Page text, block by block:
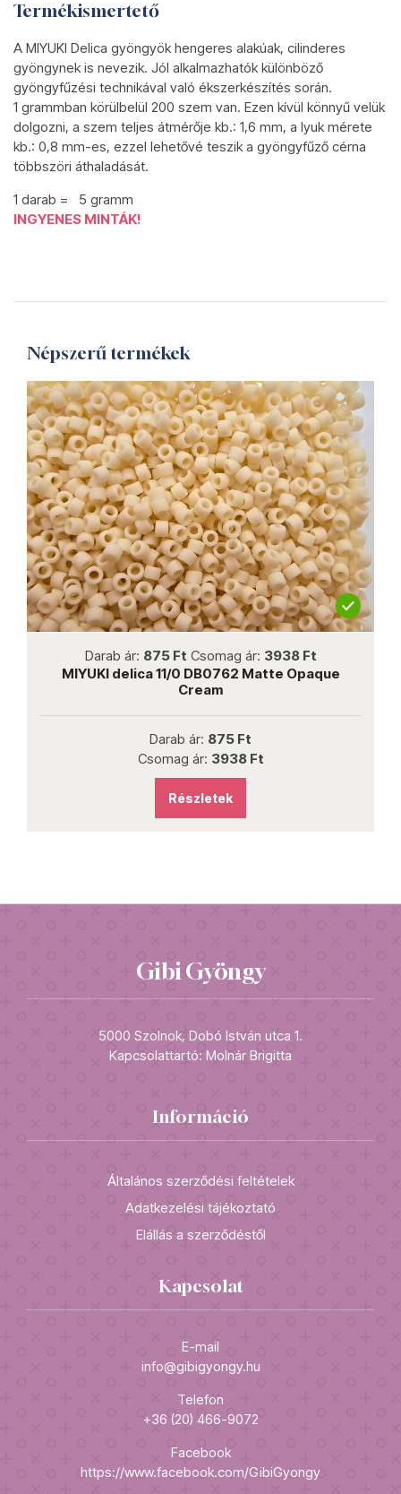
Termékismertető
A MIYUKI Delica gyöngyök hengeres alakúak, cilinderes
gyöngynek is nevezik. Jól alkalmazhatók különböző
gyöngyfűzési technikával való ékszerkészítés során.
1 grammban körülbelül 200 szem van. Ezen kívül könnyű velük
dolgozni, a szem teljes átmérője kb.: 1,6 mm, a lyuk mérete
kb.: 0,8 mm-es, ezzel lehetővé teszik a gyöngyfűző cérna
többszöri áthaladását.
1 darab = 5 gramm
INGYENES MINTÁK!
Népszerű termékek
Opaque
Darab ár:2244 Ft Csomag ár:
MIYUKI Delica 11/0 DB2503 Duracoat
Darab ár:
Csomag ár:
Gibi Gyöngy
5000 Szolnok, Dobó István utca 1.
Kapcsolattartó: Molnár Brigitta
Információ
Általános szerződési feltételek
Adatkezelési tájékoztató
Elállás a szerződéstől
Kapcsolat
E-mail
info@gibigyongy.hu
Telefon
+36 (20) 466-9072
Facebook
https://www.facebook.com/GibiGyongy